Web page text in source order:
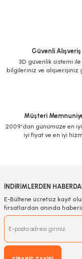
Güvenli Alışveriş
3D güvenlik sistemi
bilgileriniz ve alışverişiniz
Müşteri
2009'dan günümüze en
iyi fiyat ve en iyi
İNDİRİMLERDEN
E-Bültene ücretsiz kayıt
fırsatlardan anında